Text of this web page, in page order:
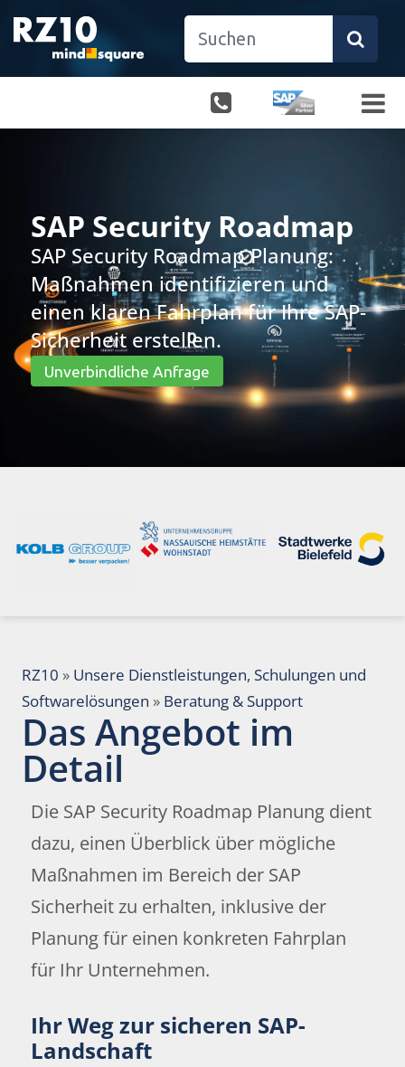
SAP Security Roadmap
SAP Security Roadmap Planung:
Maßnahmen identifizieren und
einen klaren Fahrplan für Ihre SAP-
Sicherheit erstellen.
Unverbindliche Anfrage
RZ10 » Unsere Dienstleistungen, Schulungen und
Softwarelösungen » Beratung & Support
Das Angebot im
Detail
Die SAP Security Roadmap Planung dient
dazu, einen Überblick über mögliche
Maßnahmen im Bereich der SAP
Sicherheit zu erhalten, inklusive der
Planung für einen konkreten Fahrplan
für Ihr Unternehmen.
Ihr Weg zur sicheren SAP-
Landschaft